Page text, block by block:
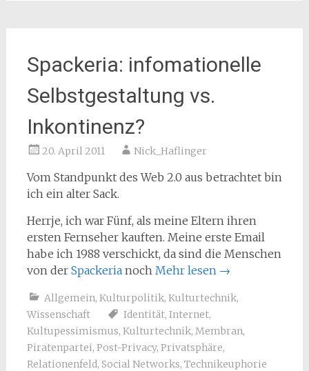
Spackeria: infomationelle
Selbstgestaltung vs.
Inkontinenz?
20. April 2011 Nick_Haflinger
Vom Standpunkt des Web 2.0 aus betrachtet bin
ich ein alter Sack.
Herrje, ich war Fünf, als meine Eltern ihren
ersten Fernseher kauften. Meine erste Email
habe ich 1988 verschickt, da sind die Menschen
von der Spackerianoch Mehr lesen →
Allgemein, Kulturpolitik, Kulturtechnik,
Wissenschaft
Identität, Internet,
Kultupessimismus, Kulturtechnik, Membran,
Piratenpartei, Post-Privacy, Privatsphäre,
Relationenfeld, Social Networks, Technikeuphorie